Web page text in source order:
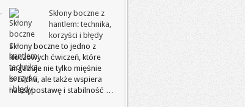
Skłony boczne z
hantlem: technika,
korzyści i błędy
Skłony boczne to jedno z
kluczowych ćwiczeń, które
angażuje nie tylko mięśnie
brzucha, ale także wspiera
naszą postawę i stabilność …